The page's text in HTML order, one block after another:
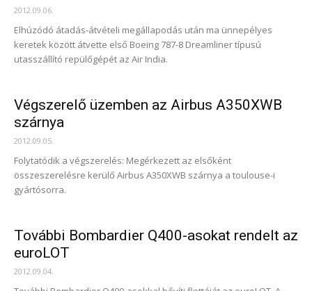
2012.09.06.
Elhúzódó átadás-átvételi megállapodás után ma ünnepélyes
keretek között átvette első Boeing 787-8 Dreamliner típusú
utasszállító repülőgépét az Air India.
Végszerelő üzemben az Airbus A350XWB
szárnya
2012.09.05.
Folytatódik a végszerelés: Megérkezett az elsőként
összeszerelésre kerülő Airbus A350XWB szárnya a toulouse-i
gyártósorra.
További Bombardier Q400-asokat rendelt az
euroLOT
2012.09.04.